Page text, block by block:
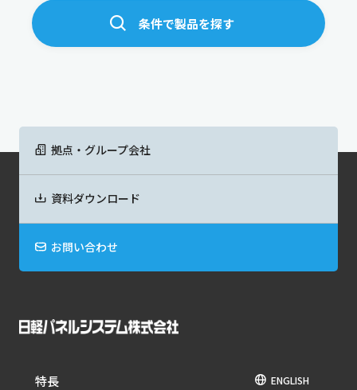
条件で製品を探す
拠点・グループ会社
資料ダウンロード
お問い合わせ
特長
ENGLISH